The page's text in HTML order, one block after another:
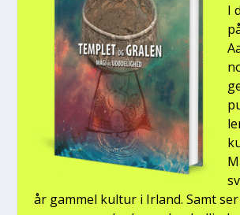
I
år gam­mel kul­tur i Irland. Samt